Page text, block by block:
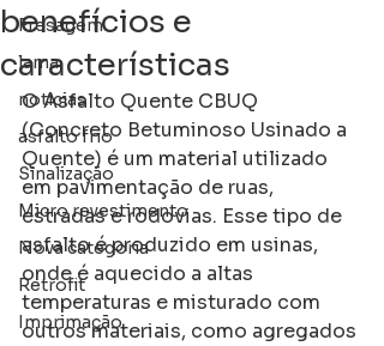
Fresagem
lama
noticias
asfalto frio
Sinalização
Micro revestimento
Nova categoria
Retrofit
Imprimação
benefícios e
características
O Asfalto Quente CBUQ
(Concreto Betuminoso Usinado a
Quente) é um material utilizado
em pavimentação de ruas,
estradas e rodovias. Esse tipo de
asfalto é produzido em usinas,
onde é aquecido a altas
temperaturas e misturado com
outros materiais, como agregados